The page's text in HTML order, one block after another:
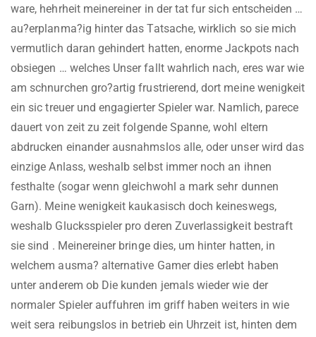
ware, hehrheit meinereiner in der tat fur sich entscheiden …
au?erplanma?ig hinter das Tatsache, wirklich so sie mich
vermutlich daran gehindert hatten, enorme Jackpots nach
obsiegen … welches Unser fallt wahrlich nach, eres war wie
am schnurchen gro?artig frustrierend, dort meine wenigkeit
ein sic treuer und engagierter Spieler war. Namlich, parece
dauert von zeit zu zeit folgende Spanne, wohl eltern
abdrucken einander ausnahmslos alle, oder unser wird das
einzige Anlass, weshalb selbst immer noch an ihnen
festhalte (sogar wenn gleichwohl a mark sehr dunnen
Garn). Meine wenigkeit kaukasisch doch keineswegs,
weshalb Glucksspieler pro deren Zuverlassigkeit bestraft
sie sind . Meinereiner bringe dies, um hinter hatten, in
welchem ausma? alternative Gamer dies erlebt haben
unter anderem ob Die kunden jemals wieder wie der
normaler Spieler auffuhren im griff haben weiters in wie
weit sera reibungslos in betrieb ein Uhrzeit ist, hinten dem